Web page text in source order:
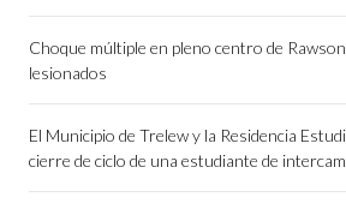
Choque múltiple en pleno centro de
lesionados
El Municipio de Trelew y la Residencia
cierre de ciclo de una estudiante de